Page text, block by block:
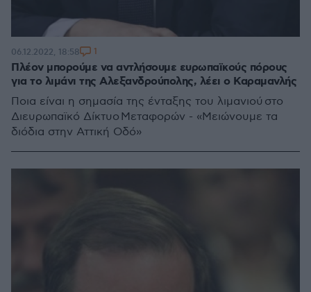
Πλέον μπορούμε να αντλήσουμε ευρωπαϊκούς πόρους
για το λιμάνι της Αλεξανδρούπολης, λέει ο Καραμανλής
Ποια είναι η σημασία της ένταξης του λιμανιού στο
Διευρωπαϊκό Δίκτυο Μεταφορών - «Μειώνουμε τα
διόδια στην Αττική Οδό»
06.12.2022, 18:58 1